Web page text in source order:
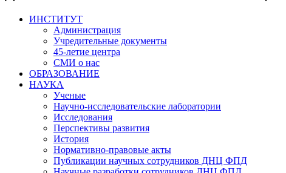
ИНСТИТУТ
Администрация
Учредительные документы
45-летие центра
СМИ о нас
ОБРАЗОВАНИЕ
НАУКА
Ученые
Научно-исследовательские лаборатории
Исследования
Перспективы развития
История
Нормативно-правовые акты
Публикации научных сотрудников ДНЦ ФПД